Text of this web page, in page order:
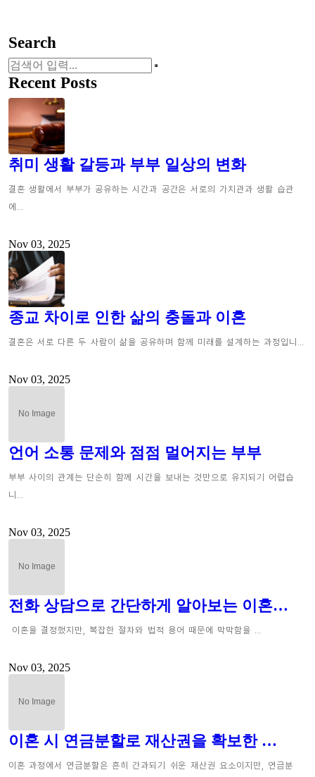
Search
Recent Posts
취미 생활 갈등과 부부 일상의 변화
결혼 생활에서 부부가 공유하는 시간과 공간은 서로의 가치관과 생활 습관
에…
Nov 03, 2025
종교 차이로 인한 삶의 충돌과 이혼
결혼은 서로 다른 두 사람이 삶을 공유하며 함께 미래를 설계하는 과정입니…
Nov 03, 2025
언어 소통 문제와 점점 멀어지는 부부
부부 사이의 관계는 단순히 함께 시간을 보내는 것만으로 유지되기 어렵습
니…
Nov 03, 2025
전화 상담으로 간단하게 알아보는 이혼…
이혼을 결정했지만, 복잡한 절차와 법적 용어 때문에 막막함을 …
Nov 03, 2025
이혼 시 연금분할로 재산권을 확보한 …
이혼 과정에서 연금분할은 흔히 간과되기 쉬운 재산권 요소이지만, 연금분